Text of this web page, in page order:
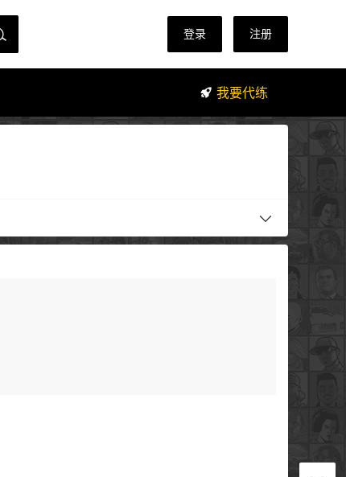
登录 注册
我要代练